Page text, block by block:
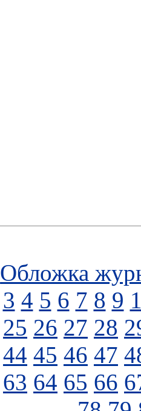
Обложка
3 4 5 6 7 8 9
25 26 27 28
44 45 46 47
63 64 65 66